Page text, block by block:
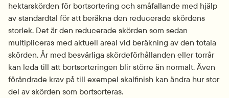
hektarskörden för bortsortering och småfallande med hjälp
av standardtal för att beräkna den reducerade skördens
storlek. Det är den reducerade skörden som sedan
multipliceras med aktuell areal vid beräkning av den totala
skörden. År med besvärliga skördeförhållanden eller torrår
kan leda till att bortsorteringen blir större än normalt. Även
förändrade krav på till exempel skalfinish kan ändra hur stor
del av skörden som bortsorteras.